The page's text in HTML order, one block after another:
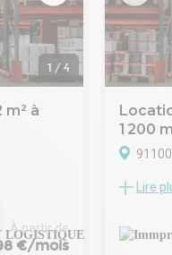
de
1 / 4
à
normée
surface
À partir de
€/mois
1 200
de 1 600
Lire